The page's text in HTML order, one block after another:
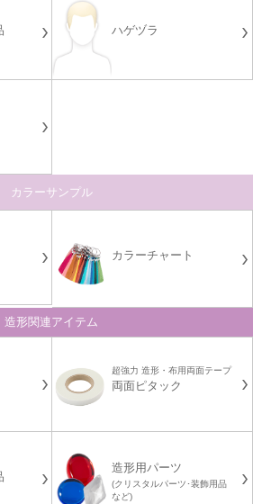
ハゲヅラ
カラーサンプル
カラーチャート
造形関連アイテム
超強力 造形・布用両面テープ
両面ピタック
造形用パーツ
(クリスタルパーツ･装飾用品
など)